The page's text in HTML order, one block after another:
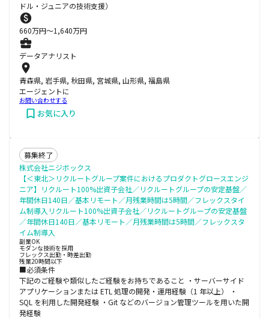
ドル・ジュニアの技術支援）
660万円〜1,640万円
データアナリスト
青森県, 岩手県, 秋田県, 宮城県, 山形県, 福島県
エージェントに
お問い合わせする
お気に入り
募集終了
株式会社ニジボックス
【＜東北＞リクルートグループ案件におけるプロダクトグロースエンジ
ニア】リクルート100%出資子会社／リクルートグループの安定基盤／
年間休日140日／基本リモート／月残業時間は5時間／フレックスタイ
ム制導入リクルート100%出資子会社／リクルートグループの安定基盤
／年間休日140日／基本リモート／月残業時間は5時間／フレックスタ
イム制導入
副業OK
モダンな技術を採用
フレックス出勤・時差出勤
残業20時間以下
■必須条件
下記のご経験や類似したご経験をお持ちであること ・サーバーサイド
アプリケーションまたは ETL 処理の開発・運用経験（1 年以上） ・
SQL を利用した開発経験 ・Git などのバージョン管理ツールを用いた開
発経験